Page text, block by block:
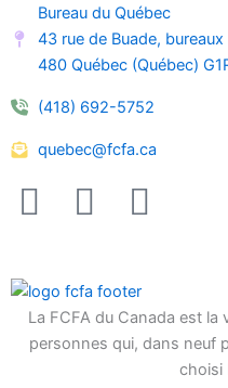
Bureau du Québec
43 rue de Buade,
480 Québec (Québec)
(418) 692-5752
quebec@fcfa.ca
F
a
e
b
o
I
n
t
a
g
L
i
k
e
d
La FCFA du Canada est
personnes qui, dans neuf
choisi